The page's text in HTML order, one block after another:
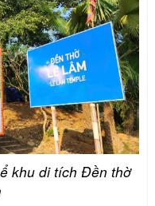
khu di tích Đền thờ